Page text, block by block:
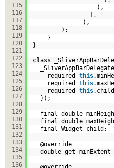
115
116
117
118
119
120
121
122
123
124
125
126
127
128
129
130
131
132
133
134
135
136
),
],
),
);
}
}
class
required this
required this
required this
});
final double
final double
final Widget child;
@override
double get minExtent